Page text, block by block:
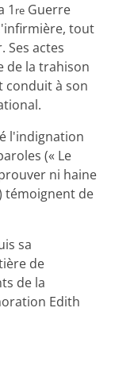
1 re Guerre
tout
Ses actes
de la trahison
conduit à son
l'indignation
(« Le
ni haine
témoignent de
sa
de
de la
Edith